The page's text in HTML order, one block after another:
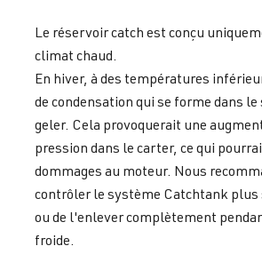
Le réservoir catch est conçu
climat chaud.
En hiver, à des températures
de condensation qui se forme dans
geler. Cela provoquerait une
pression dans le carter, ce qui
dommages au moteur. Nous
contrôler le système Catchtank plus
ou de l'enlever complètement
froide.